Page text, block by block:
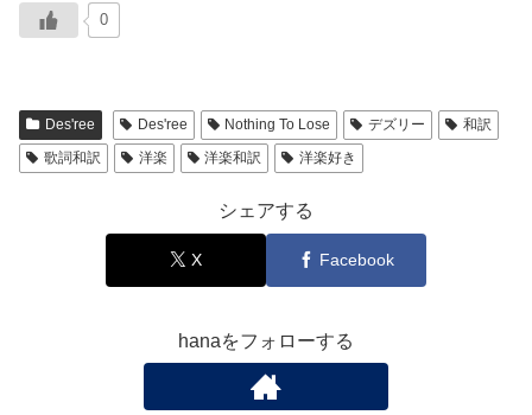
0
Des'ree Des'ree Nothing To Lose デズリー
和訳
歌詞和訳
洋楽 洋楽和訳 洋楽好き
シェアする
X Facebook
hanaをフォローする